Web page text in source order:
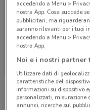
Toys Center
accedendo a Menu >
nostra App. Cosa succede
pubblicitari, ma
saranno rilevanti per i tuoi
accedendo a Menu >
nostra App.
Noi e i nostri
Utilizzare dati di
caratteristiche del
informazioni su dispositivo
personalizzati,
annunci, ricerche sul